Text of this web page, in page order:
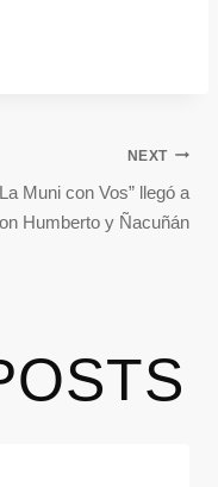
NEXT
Muni con Vos” llegó a
Humberto y Ñacuñán